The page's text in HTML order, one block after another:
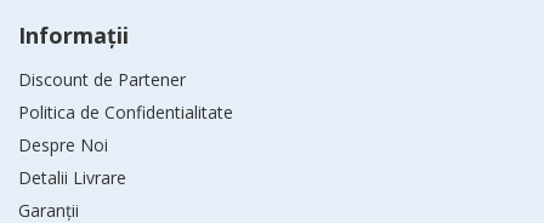
Informaţii
Discount de Partener
Politica de Confidentialitate
Despre Noi
Detalii Livrare
Garanții